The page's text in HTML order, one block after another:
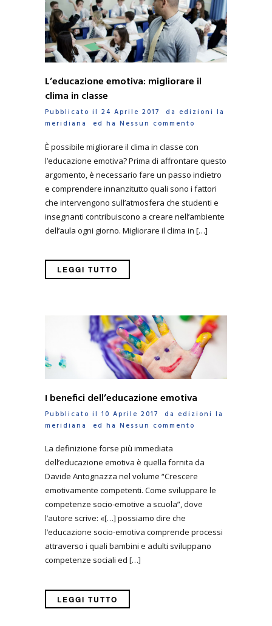
L’educazione emotiva: migliorare il
clima in classe
Pubblicato il 24 Aprile 2017 da edizioni la
meridiana
ed ha Nessun commento
È possibile migliorare il clima in classe con
l’educazione emotiva? Prima di affrontare questo
argomento, è necessario fare un passo indietro
e comprendere innanzitutto quali sono i fattori
che intervengono sull’atmosfera che studenti e
insegnanti contribuiscono a creare nell’ambiente
dell’aula ogni giorno. Migliorare il clima in […]
LEGGI TUTTO
I benefici dell’educazione emotiva
Pubblicato il 10 Aprile 2017 da edizioni la
meridiana
ed ha Nessun commento
La definizione forse più immediata
dell’educazione emotiva è quella fornita da
Davide Antognazza nel volume “Crescere
emotivamente competenti. Come sviluppare le
competenze socio-emotive a scuola”, dove
l’autore scrive: «[…] possiamo dire che
l’educazione socio-emotiva comprende processi
attraverso i quali bambini e adulti sviluppano
competenze sociali ed […]
LEGGI TUTTO